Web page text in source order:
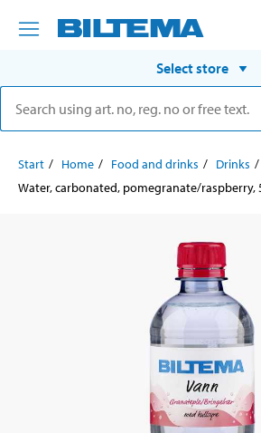
Select store
Start Home Food and drinks
Drinks
Water, carbonated, pomegranate/raspberry,